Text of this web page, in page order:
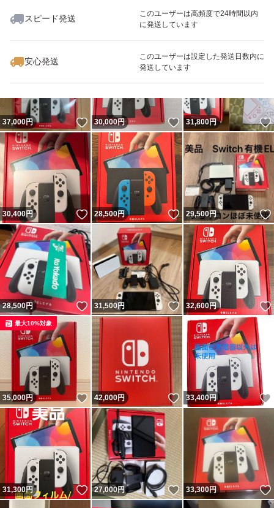
スピード発送
このユーザーは高頻度で24時間以内
に発送しています
安心発送
このユーザーは設定した発送日数内に
発送しています
いいね！
30,000
37,000円 いいね！
30,000円 いいね！
31,800円
30,400円 いいね！
28,500円 いいね！
29,500円
28,500円 いいね！
31,500 円 いいね！
32,600円
35,000円 いいね！
最大10%対象
42,000円 いいね！
33,400円
31,300円 いいね！
27,000円 いいね！
33,300円